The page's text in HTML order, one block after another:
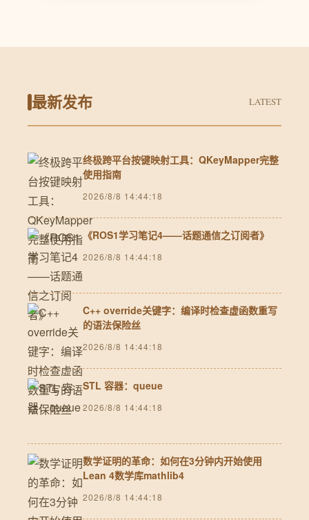
最新发布 LATEST
终极跨平台按键映射工具：QKeyMapper完整
使用指南
2026/8/8 14:44:18
《ROS1学习笔记4——话题通信之订阅者》
2026/8/8 14:44:18
C++ override关键字：编译时检查虚函数重写
的语法保险丝
2026/8/8 14:44:18
STL 容器：queue
2026/8/8 14:44:18
数学证明的革命：如何在3分钟内开始使用
Lean 4数学库mathlib4
2026/8/8 14:44:18